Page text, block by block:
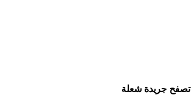
تصفح جريدة شعلة